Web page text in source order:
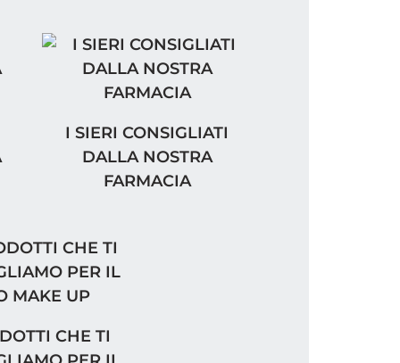
DALLA NOSTRA FARMACIA
I SIERI CONSIGLIATI DALLA NOSTRA
I SIERI CONSIGLIATI
DALLA NOSTRA
FARMACIA
FARMACIA
CHE TI CONSIGLIAMO PER IL TUO MAKE UP
CHE TI